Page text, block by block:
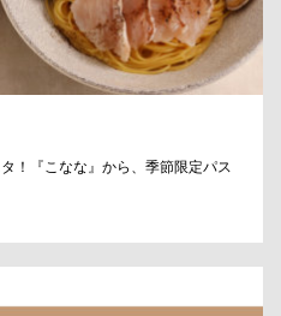
！『こなな』から、季節限定パス